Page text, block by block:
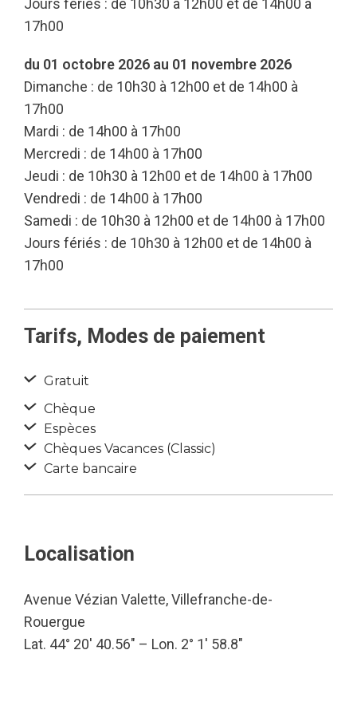
Jours fériés : de 10h30 à 12h00 et de 14h00 à
17h00
du 01 octobre 2026 au 01 novembre 2026
Dimanche : de 10h30 à 12h00 et de 14h00 à
17h00
Mardi : de 14h00 à 17h00
Mercredi : de 14h00 à 17h00
Jeudi : de 10h30 à 12h00 et de 14h00 à 17h00
Vendredi : de 14h00 à 17h00
Samedi : de 10h30 à 12h00 et de 14h00 à 17h00
Jours fériés : de 10h30 à 12h00 et de 14h00 à
17h00
Tarifs, Modes de paiement
Gratuit
Chèque
Espèces
Chèques Vacances (Classic)
Carte bancaire
Localisation
Avenue Vézian Valette, Villefranche-de-
Rouergue
Lat. 44° 20′ 40.56″ – Lon. 2° 1′ 58.8″